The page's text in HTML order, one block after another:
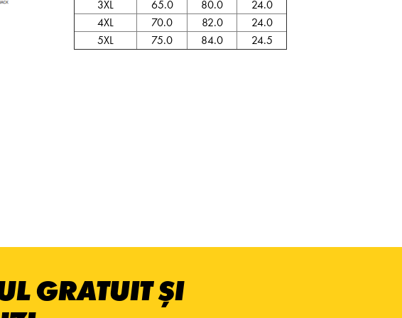
3XL 65.0 80.0
24.0
4XL
70.0 82.0
24.0
5XL
75.0 84.0 24.5
GRATUIT ȘI